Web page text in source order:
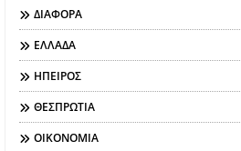
ΔΙΑΦΟΡΑ
ΕΛΛΑΔΑ
ΗΠΕΙΡΟΣ
ΘΕΣΠΡΩΤΙΑ
ΟΙΚΟΝΟΜΙΑ